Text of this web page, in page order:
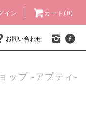
イン カート(0)
お問い合わせ
ップ -アプティ-